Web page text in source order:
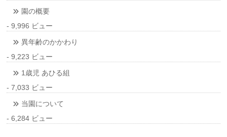
園の概要
- 9,996 ビュー
異年齢のかかわり
- 9,223 ビュー
1歳児 あひる組
- 7,033 ビュー
当園について
- 6,284 ビュー